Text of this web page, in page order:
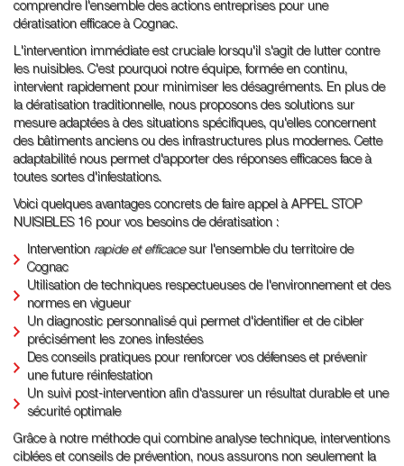
comprendre l'ensemble des actions entreprises pour une
dératisation efficace à Cognac.
L'intervention immédiate est cruciale lorsqu'il s'agit de lutter contre
les nuisibles. C'est pourquoi notre équipe, formée en continu,
intervient rapidement pour minimiser les désagréments. En plus de
la dératisation traditionnelle, nous proposons des solutions sur
mesure adaptées à des situations spécifiques, qu'elles concernent
des bâtiments anciens ou des infrastructures plus modernes. Cette
adaptabilité nous permet d'apporter des réponses efficaces face à
toutes sortes d'infestations.
Voici quelques avantages concrets de faire appel à APPEL STOP
NUISIBLES 16 pour vos besoins de dératisation :
Intervention rapide et efficacesur l'ensemble du territoire de
Cognac
Utilisation de techniques respectueuses de l'environnement et des
normes en vigueur
Un diagnostic personnalisé qui permet d'identifier et de cibler
précisément les zones infestées
Des conseils pratiques pour renforcer vos défenses et prévenir
une future réinfestation
Un suivi post-intervention afin d'assurer un résultat durable et une
sécurité optimale
Grâce à notre méthode qui combine analyse technique, interventions
ciblées et conseils de prévention, nous assurons non seulement la